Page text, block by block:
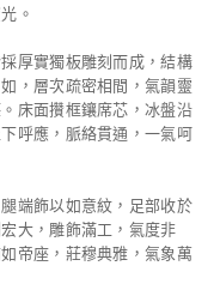
。
厚實獨板雕刻而成，結構
，層次疏密相間，氣韻靈
床面攢框鑲席芯，冰盤沿
呼應，脈絡貫通，一氣呵
端飾以如意紋，足部收於
大，雕飾滿工，氣度非
帝座，莊穆典雅，氣象萬